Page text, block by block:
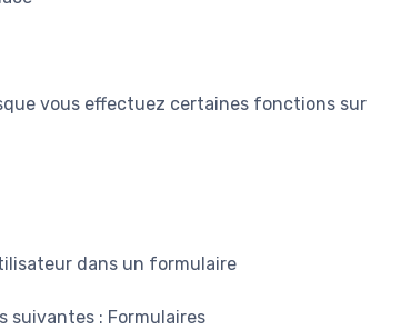
vous effectuez certaines fonctions sur
dans un formulaire
suivantes : Formulaires